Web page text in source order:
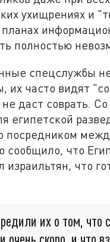
ухищрениях и
полностью
спецслужбы
их часто видят
даст соврать.
египетской
посредником
сообщило, что
израильтян, что
их о том, что